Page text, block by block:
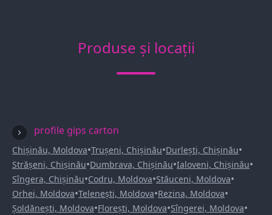
Produse și locații
profile gips carton
Chișinău, Moldova•Trușeni, Chișinău•Durlești, Chișinău•
Strășeni, Chișinău•Dumbrava, Chișinău•Ialoveni, Chișinău•
Sîngera, Chișinău•Codru, Moldova•Stăuceni, Moldova•
Orhei, Moldova•Telenești, Moldova•Rezina, Moldova•
Șoldănești, Moldova•Florești, Moldova•Sîngerei, Moldova•